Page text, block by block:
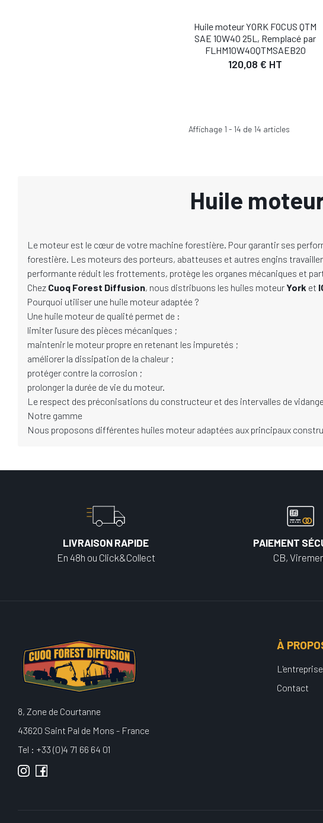
Huile moteur YORK FOCUS QTM
SAE 10W40 25L, Remplacé par
FLHM10W40QTMSAEB20
120,08 € HT
Affichage 1 - 14 de 14 articles
Huile
Le moteur est le cœur de votre machine forestière. Pour garantir ses
forestière. Les moteurs des porteurs, abatteuses et autres engins
performante réduit les frottements, protège les organes mécaniques et
Chez Cuoq Forest Diffusion, nous distribuons les huiles moteurYork et
Pourquoi utiliser une huile moteur adaptée ?
Une huile moteur de qualité permet de :
limiter l'usure des pièces mécaniques ;
maintenir le moteur propre en retenant les impuretés ;
améliorer la dissipation de la chaleur ;
protéger contre la corrosion ;
prolonger la durée de vie du moteur.
Le respect des préconisations du constructeur et des intervalles de
Notre gamme
Nous proposons différentes huiles moteur adaptées aux principaux
LIVRAISON RAPIDE
En 48h ou Click&Collect
PAIEMENT
CB,
8, Zone de Courtanne
43620 Saint Pal de Mons - France
Tel : +33 (0)4 71 66 64 01
À
L'entreprise
Contact